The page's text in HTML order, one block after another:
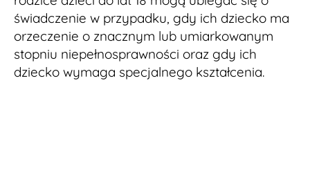
świadczenie w przypadku, gdy ich dziecko ma
orzeczenie o znacznym lub umiarkowanym
stopniu niepełnosprawności oraz gdy ich
dziecko wymaga specjalnego kształcenia.